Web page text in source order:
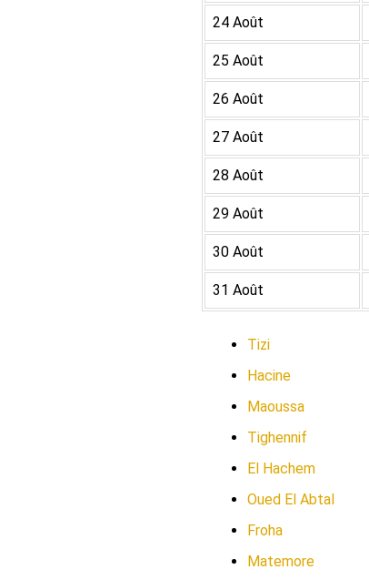
24 Août
25 Août
26 Août
27 Août
28 Août
29 Août
30 Août
31 Août
Tizi
Hacine
Maoussa
Tighennif
El Hachem
Oued El Abtal
Froha
Matemore